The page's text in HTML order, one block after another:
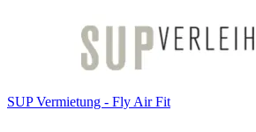
SUP Vermietung - Fly Air Fit